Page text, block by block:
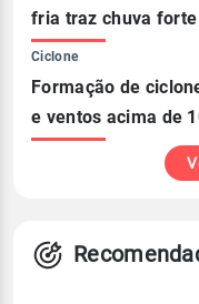
fria traz chuva
Ciclone
Formação de
e ventos acima de